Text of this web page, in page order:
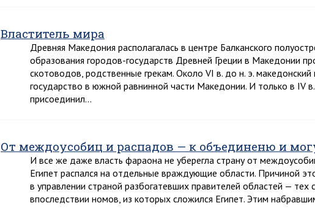
Властитель мира
Древняя Македония располагалась в центре Балканского
образования городов-государств Древней Греции в Македонии
скотоводов, родственные грекам. Около VI в. до н. э.
государство в южной равнинной части Македонии. И только в IV
присоединил…
От междоусобиц и распадов — к объединеню и
И все же даже власть фараона не уберегла страну от
Египет распался на отдельные враждующие области. Причиной
в управлении страной разбогатевших правителей областей —
впоследствии номов, из которых сложился Египет. Этим